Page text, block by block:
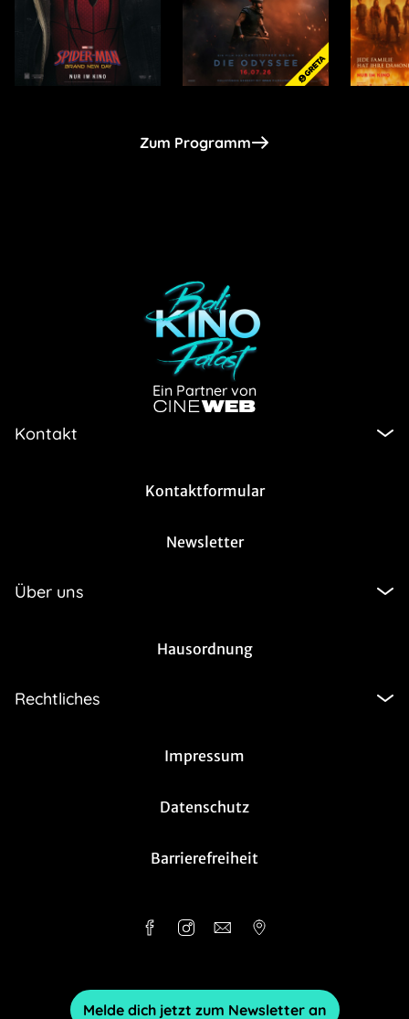
Zum Programm
Ein Partner von
Kontakt
Kontaktformular
Newsletter
Über uns
Hausordnung
Rechtliches
Impressum
Datenschutz
Barrierefreiheit
Melde dich jetzt zum Newsletter an